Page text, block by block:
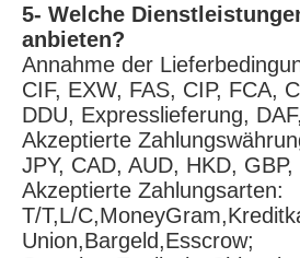
5- Welche
anbieten?
Annahme der
CIF, EXW, FAS, CIP, FCA,
DDU, Expresslieferung,
Akzeptierte
JPY, CAD, AUD, HKD, GBP,
Akzeptierte Zahlungsarten:
T/T,L/
Union,Bargeld,Esscrow;